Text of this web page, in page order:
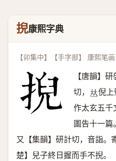
掜康熙字典
【卯集中】【手字部】 康熙笔
【唐韻】
切， 𠀤倪上
作太玄五千
圖告十一篇
又【集韻】研計切，音詣。
楚】兒子終日握而手不掜。